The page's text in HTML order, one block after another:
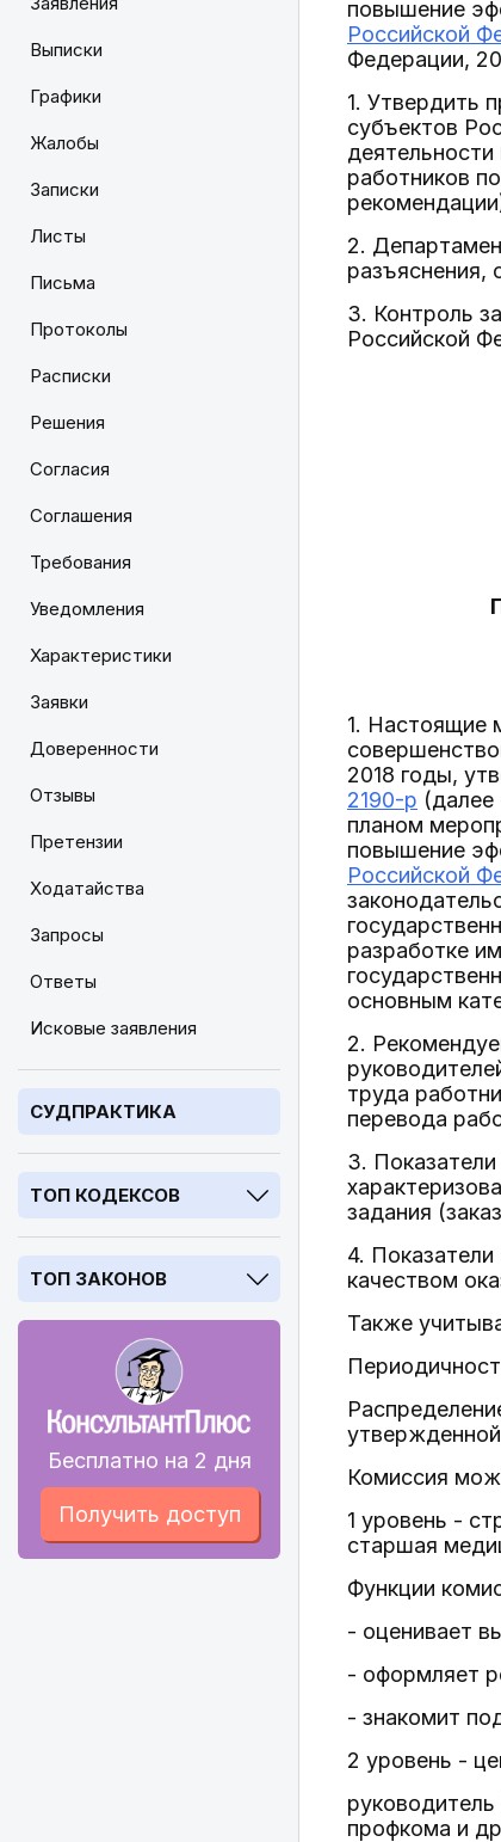
Выписки
Графики
Жалобы
Записки
Листы
Письма
Протоколы
Расписки
Решения
Согласия
Соглашения
Требования
Уведомления
Характеристики
Заявки
Доверенности
Отзывы
Претензии
Ходатайства
Запросы
Ответы
Исковые заявления
СУДПРАКТИКА
ТОП КОДЕКСОВ
ТОП ЗАКОНОВ
Бесплатно на 2 дня
Получить доступ
повышение
Российской
Федерации,
1. Утвердить
субъектов
работников
2.
разъяснения,
3. Контроль
Российской
1. Настоящие
2018 годы,
2190-р
планом
повышение
Российской
разработке
основным
2.
труда
перевода
3.
задания
4.
качеством
Также
Комиссия
1 уровень -
старшая
Функции
- оценивает
- оформляет
- знакомит
2 уровень -
профкома и